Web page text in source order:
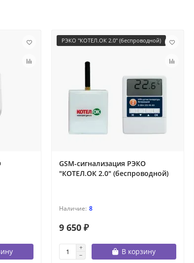
РЭКО "КОТЕЛ.ОК 2.0" (беспроводной)
GSM-сигнализация РЭКО
"КОТЕЛ.ОК 2.0" (беспроводной)
8
9 650 ₽
В корзину